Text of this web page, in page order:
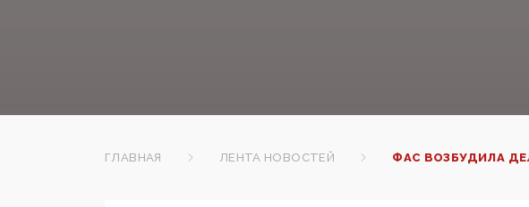
ГЛАВНАЯ ЛЕНТА НОВОСТЕЙ ФАС ВОЗБУДИЛА